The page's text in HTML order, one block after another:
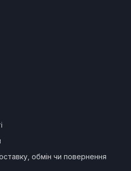
обмін чи повернення